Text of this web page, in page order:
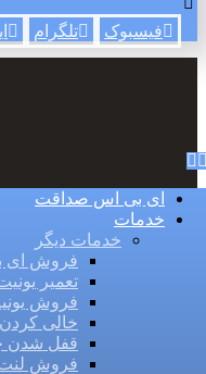
فیسبوک تلگرام
ای بی اس صداقت
خدمات
خدمات دیگر
فروش ای
تعمیر
فروش
خالی کردن
قفل شدن
فروش لنت